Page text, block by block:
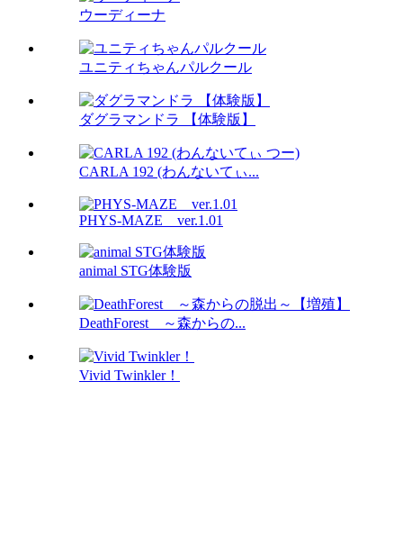
ウーディーナ
ユニティちゃんパルクール
ダグラマンドラ 【体験版】
CARLA 192 (わんないてぃ...
PHYS-MAZE ver.1.01
animal STG体験版
DeathForest ～森からの...
Vivid Twinkler！